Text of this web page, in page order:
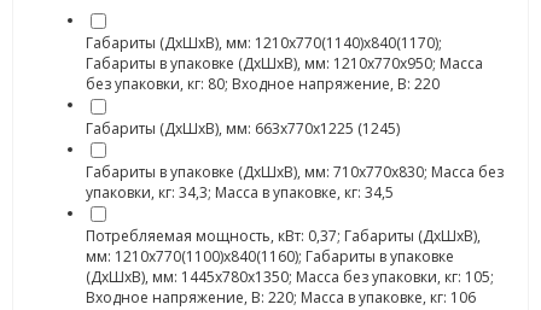
Габариты (ДхШхВ), мм: 1210х770(1140)х840(1170);
Габариты в упаковке (ДхШхВ), мм: 1210х770х950; Масса
без упаковки, кг: 80; Входное напряжение, В: 220
Габариты (ДхШхВ), мм: 663х770х1225 (1245)
Габариты в упаковке (ДхШхВ), мм: 710х770х830; Масса без
упаковки, кг: 34,3; Масса в упаковке, кг: 34,5
Потребляемая мощность, кВт: 0,37; Габариты (ДхШхВ),
мм: 1210х770(1100)х840(1160); Габариты в упаковке
(ДхШхВ), мм: 1445х780х1350; Масса без упаковки, кг: 105;
Входное напряжение, В: 220; Масса в упаковке, кг: 106